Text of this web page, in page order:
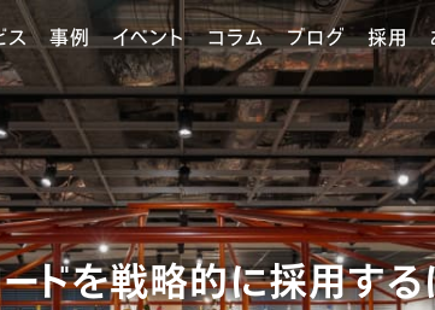
ス 事例 イベント コラム ブログ 採用
ドを戦略的に採用する